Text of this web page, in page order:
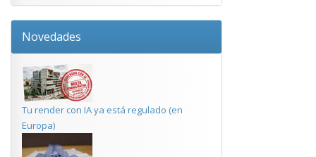
Novedades
Tu render con IA ya está regulado (en
Europa)